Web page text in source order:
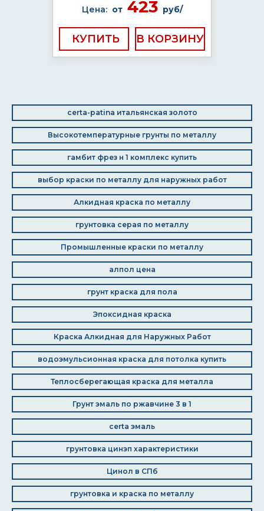
Цена: от423 руб/
КУПИТЬ
certa-patina итальянская золото
Высокотемпературные грунты по металлу
гамбит фрез н 1 комплекс купить
выбор краски по металлу для наружных работ
Алкидная краска по металлу
грунтовка серая по металлу
Промышленные краски по металлу
алпол цена
грунт краска для пола
Эпоксидная краска
Краска Алкидная для Наружных Работ
водоэмульсионная краска для потолка купить
Теплосберегающая краска для металла
Грунт эмаль по ржавчине 3 в 1
certa эмаль
грунтовка цинэп характеристики
Цинол в СПб
грунтовка и краска по металлу